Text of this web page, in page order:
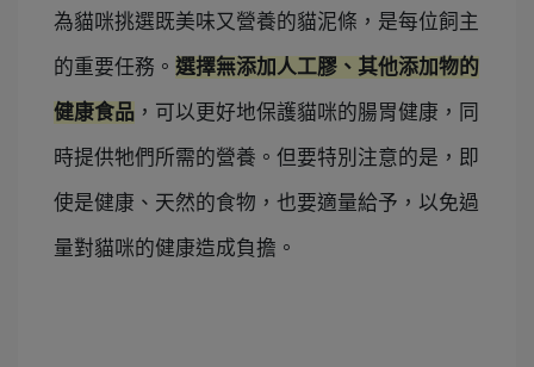
為貓咪挑選既美味又營養的貓泥條，是每位飼主
的重要任務。 選擇無添加人工膠、其他添加物的
健康食品 ， 可以更好地保護貓咪的腸胃健康， 同
時提供牠們所需的營養。 但要特別注意的是，即
使是健康、天然的食物，也要適量給予，以免過
量對貓咪的健康造成負擔。